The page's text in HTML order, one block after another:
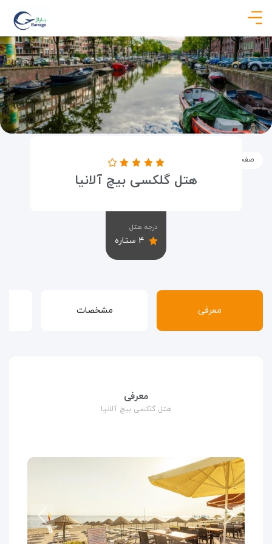
صفحه نخست اقامتگاه ها هتل گلکسی بیچ آلانیا
هتل گلکسی بیچ آلانیا
درجه هتل
معرفی مشخصات
معرفی
هتل گلکسی بیچ آلانیا